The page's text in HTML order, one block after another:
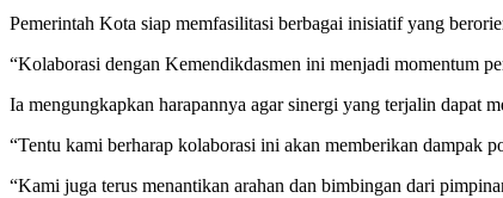
Pemerintah Kota siap memfasilitasi berbagai inisiatif yang
“Kolaborasi dengan Kemendikdasmen ini menjadi momentum
Ia mengungkapkan harapannya agar sinergi yang terjalin dapat
“Tentu kami berharap kolaborasi ini akan memberikan dampak
“Kami juga terus menantikan arahan dan bimbingan dari